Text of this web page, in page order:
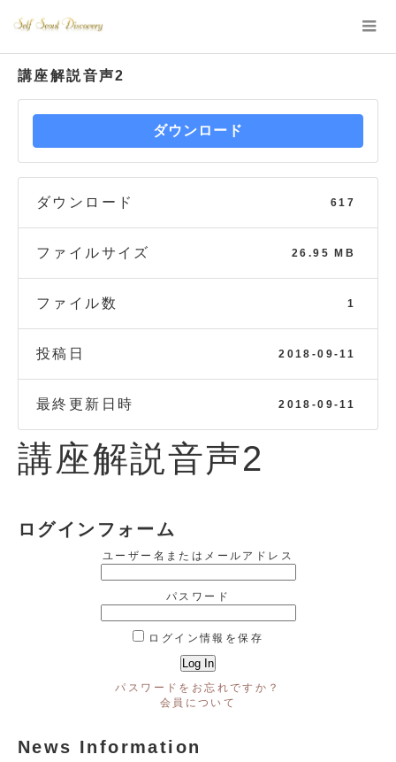
講座解説音声2
ダウンロード
ダウンロード 617
ファイルサイズ 26.95 MB
ファイル数 1
投稿日 2018-09-11
最終更新日時 2018-09-11
講座解説音声2
ログインフォーム
ユーザー名またはメールアドレス
パスワード
ログイン情報を保存
パスワードをお忘れですか？
会員について
News Information